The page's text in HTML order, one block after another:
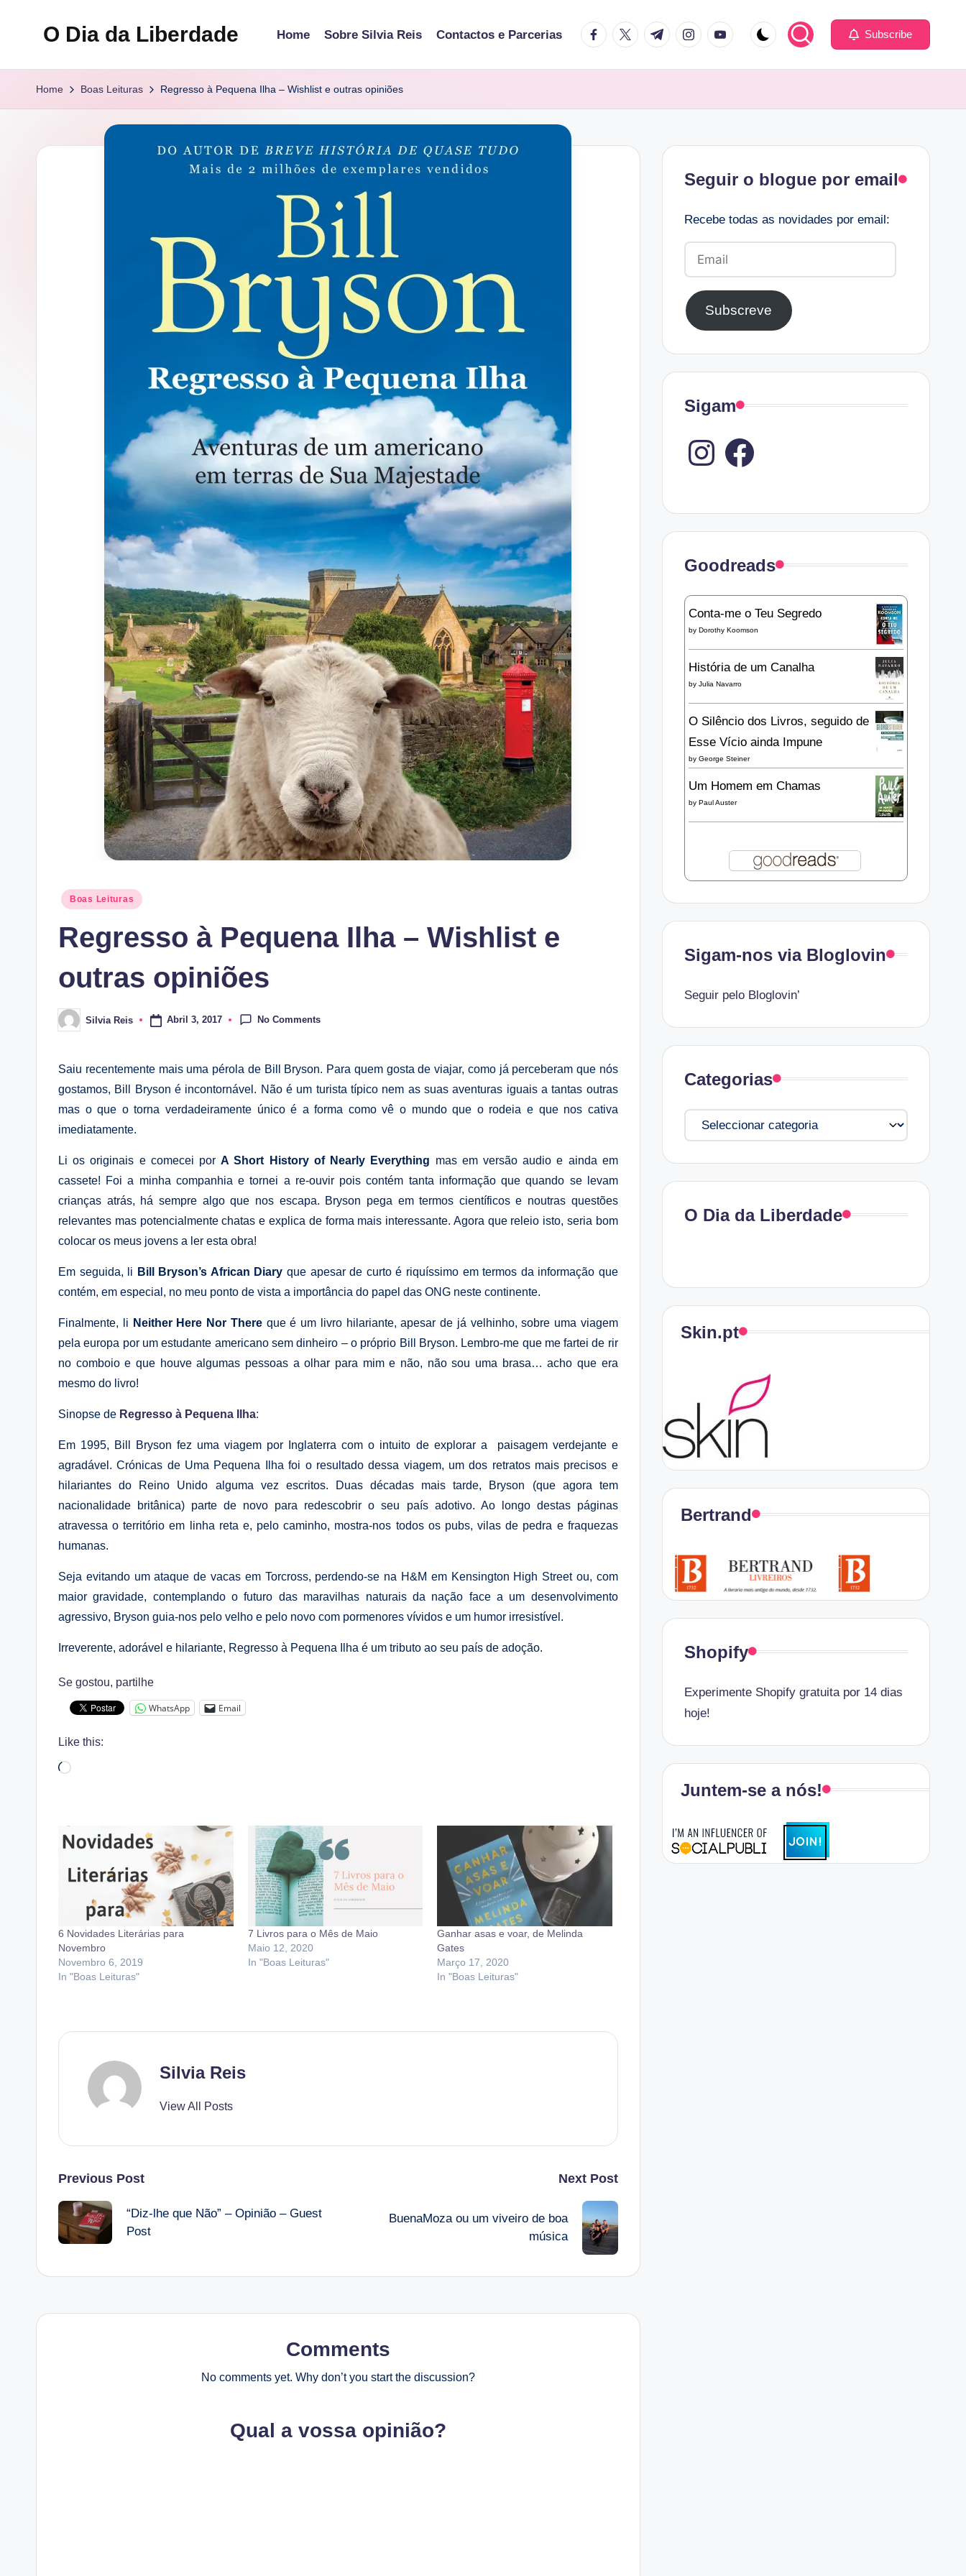
O Dia da Liberdade Home Sobre Silvia Reis Contactos e Parcerias facebook.com
twitter.com
t.me instagram.com
youtube.com Subscribe
Home Boas Leituras Regresso à Pequena Ilha – Wishlist e outras opiniões
Posted
Boas Leituras
Regresso à Pequena Ilha – Wishlist e
outras opiniões
Posted
by
Silvia Reis Abril 3, 2017 No Comments
Saiu recentemente mais uma pérola de Bill Bryson. Para quem gosta de viajar, como já perceberam que nós
gostamos, Bill Bryson é incontornável. Não é um turista típico nem as suas aventuras iguais a tantas outras
mas o que o torna verdadeiramente único é a forma como vê o mundo que o rodeia e que nos cativa
imediatamente.
Li os originais e comecei por A Short History of Nearly Everything mas em versão audio e ainda em
cassete! Foi a minha companhia e tornei a re-ouvir pois contém tanta informação que quando se levam
crianças atrás, há sempre algo que nos escapa. Bryson pega em termos científicos e noutras questões
relevantes mas potencialmente chatas e explica de forma mais interessante. Agora que releio isto, seria bom
colocar os meus jovens a ler esta obra!
Em seguida, li Bill Bryson’s African Diaryque apesar de curto é riquíssimo em termos da informação que
contém, em especial, no meu ponto de vista a importância do papel das ONG neste continente.
Finalmente, li Neither Here Nor There que é um livro hilariante, apesar de já velhinho, sobre uma viagem
pela europa por um estudante americano sem dinheiro – o próprio Bill Bryson. Lembro-me que me fartei de rir
no comboio e que houve algumas pessoas a olhar para mim e não, não sou uma brasa… acho que era
mesmo do livro!
Sinopse de Regresso à Pequena Ilha:
Em 1995, Bill Bryson fez uma viagem por Inglaterra com o intuito de explorar a paisagem verdejante e
agradável. Crónicas de Uma Pequena Ilha foi o resultado dessa viagem, um dos retratos mais precisos e
hilariantes do Reino Unido alguma vez escritos. Duas décadas mais tarde, Bryson (que agora tem
nacionalidade britânica) parte de novo para redescobrir o seu país adotivo. Ao longo destas páginas
atravessa o território em linha reta e, pelo caminho, mostra-nos todos os pubs, vilas de pedra e fraquezas
humanas.
Seja evitando um ataque de vacas em Torcross, perdendo-se na H&M em Kensington High Street ou, com
maior gravidade, contemplando o futuro das maravilhas naturais da nação face a um desenvolvimento
agressivo, Bryson guia-nos pelo velho e pelo novo com pormenores vívidos e um humor irresistível.
Irreverente, adorável e hilariante, Regresso à Pequena Ilha é um tributo ao seu país de adoção.
Se gostou, partilhe
WhatsApp Email
Like this:
Loading…
6 Novidades Literárias para
Novembro
Novembro 6, 2019
In "Boas Leituras"
7 Livros para o Mês de Maio
Maio 12, 2020
In "Boas Leituras"
Ganhar asas e voar, de Melinda
Gates
Março 17, 2020
In "Boas Leituras"
Silvia Reis
View All Posts
Post
navigation
Previous Post
“Diz-lhe que Não” – Opinião – Guest
Post
Next Post
BuenaMoza ou um viveiro de boa
música
Comments
No comments yet. Why don’t you start the discussion?
Qual a vossa opinião?
Seguir o blogue por email
Recebe todas as novidades por email:
Email
Subscreve
Sigam
Instagram
Goodreads
Conta-me o Teu Segredo
by Dorothy Koomson
História de um Canalha
by Julia Navarro
O Silêncio dos Livros, seguido de
Esse Vício ainda Impune
by George Steiner
Um Homem em Chamas
by Paul Auster
Sigam-nos via Bloglovin
Seguir pelo Bloglovin’
Categorias
Categorias
O Dia da Liberdade
Skin.pt
Bertrand
Shopify
Experimente Shopify gratuita por 14 dias
hoje!
Juntem-se a nós!